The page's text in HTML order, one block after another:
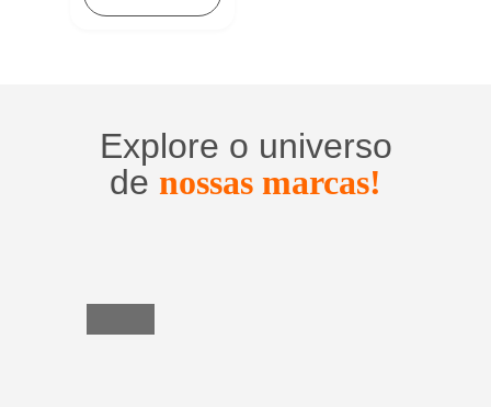
Explore o universo
de nossas marcas!